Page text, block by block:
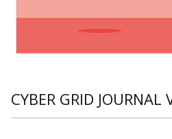
CYBER GRID JOURNAL